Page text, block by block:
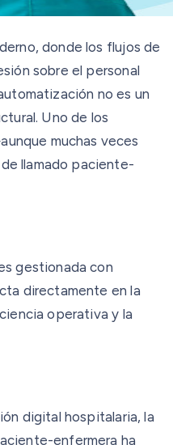
donde los flujos de
sobre el personal
no es un
Uno de los
muchas veces
llamado paciente-
gestionada con
directamente en la
operativa y la
digital hospitalaria, la
enfermera ha